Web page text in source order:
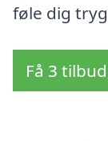
føle dig
Få 3